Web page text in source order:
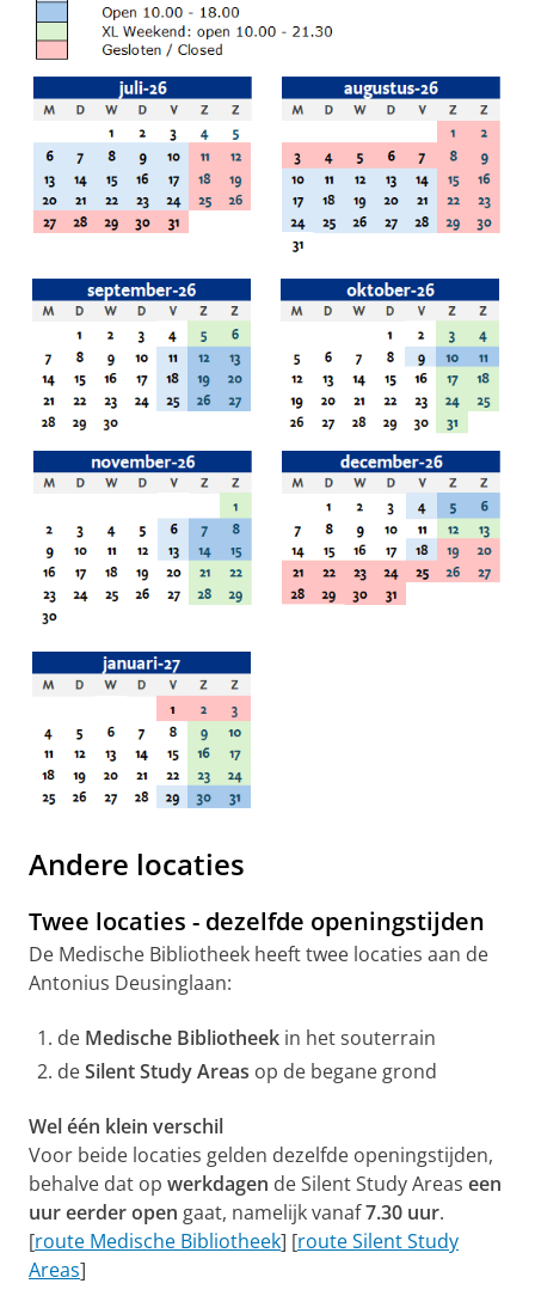
Andere locaties
Twee locaties - dezelfde openingstijden
De Medische Bibliotheek heeft twee locaties aan de
Antonius Deusinglaan:
de Medische Bibliotheek in het souterrain
deSilent Study Areas op de begane grond
Wel één klein verschil
Voor beide locaties gelden dezelfde openingstijden,
behalve dat op werkdagen de Silent Study Areas een
uur eerder open gaat, namelijk vanaf7.30 uur.
[route Medische Bibliotheek] [route Silent Study
Areas]